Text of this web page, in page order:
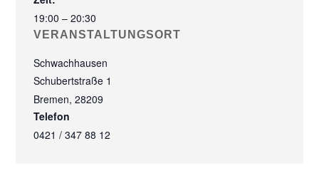
19:00 – 20:30
VERANSTALTUNGSORT
Schwachhausen
Schubertstraße 1
Bremen, 28209
Telefon
0421 / 347 88 12